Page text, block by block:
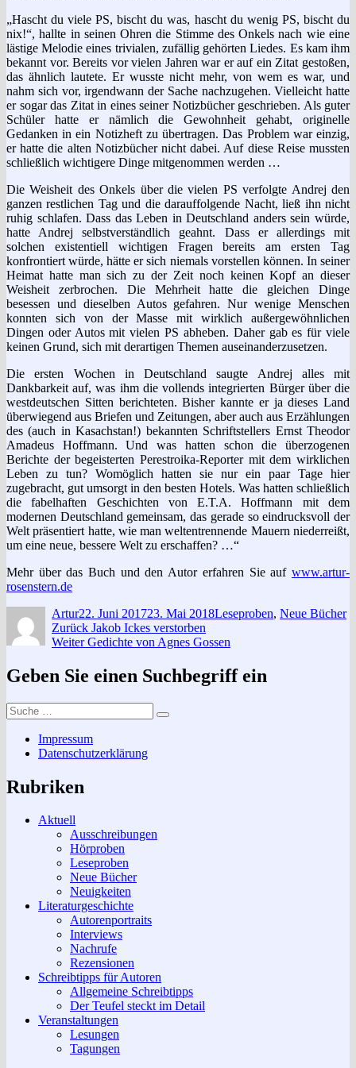
„Hascht du viele PS, bischt du was, hascht du wenig PS, bischt du
nix!“, hallte in seinen Ohren die Stimme des Onkels nach wie eine
lästige Melodie eines trivialen, zufällig gehörten Liedes. Es kam ihm
bekannt vor. Bereits vor vielen Jahren war er auf ein Zitat gestoßen,
das ähnlich lautete. Er wusste nicht mehr, von wem es war, und
nahm sich vor, irgendwann der Sache nachzugehen. Vielleicht hatte
er sogar das Zitat in eines seiner Notizbücher geschrieben. Als guter
Schüler hatte er nämlich die Gewohnheit gehabt, originelle
Gedanken in ein Notizheft zu übertragen. Das Problem war einzig,
er hatte die alten Notizbücher nicht dabei. Auf diese Reise mussten
schließlich wichtigere Dinge mitgenommen werden …
Die Weisheit des Onkels über die vielen PS verfolgte Andrej den
ganzen restlichen Tag und die darauffolgende Nacht, ließ ihn nicht
ruhig schlafen. Dass das Leben in Deutschland anders sein würde,
hatte Andrej selbstverständlich geahnt. Dass er allerdings mit
solchen existentiell wichtigen Fragen bereits am ersten Tag
konfrontiert würde, hätte er sich niemals vorstellen können. In seiner
Heimat hatte man sich zu der Zeit noch keinen Kopf an dieser
Weisheit zerbrochen. Die Mehrheit hatte die gleichen Dinge
besessen und dieselben Autos gefahren. Nur wenige Menschen
konnten sich von der Masse mit wirklich außergewöhnlichen
Dingen oder Autos mit vielen PS abheben. Daher gab es für viele
keinen Grund, sich mit derartigen Themen auseinanderzusetzen.
Die ersten Wochen in Deutschland saugte Andrej alles mit
Dankbarkeit auf, was ihm die vollends integrierten Bürger über die
westdeutschen Sitten berichteten. Bisher kannte er ja dieses Land
überwiegend aus Briefen und Zeitungen, aber auch aus Erzählungen
des (auch in Kasachstan!) bekannten Schriftstellers Ernst Theodor
Amadeus Hoffmann. Und was hatten schon die überzogenen
Berichte der begeisterten Perestroika-Reporter mit dem wirklichen
Leben zu tun? Womöglich hatten sie nur ein paar Tage hier
zugebracht, gut umsorgt in den besten Hotels. Was hatten schließlich
die fabelhaften Geschichten von E.T.A. Hoffmann mit dem
modernen Deutschland gemeinsam, das gerade so eindrucksvoll der
Welt präsentiert hatte, wie man weltentrennende Mauern niederreißt,
um eine neue, bessere Welt zu erschaffen? …“
Mehr über das Buch und den Autor erfahren Sie auf www.artur-
rosenstern.de
Autor
ArturVeröffentlicht
am
22. Juni 201723. Mai 2018Kategorien
Leseproben, Neue Bücher
Beitragsnavigation
Zurück Vorheriger
Beitrag:
Jakob Ickes verstorben
Weiter Nächster
Gedichte von Agnes Gossen
Geben Sie einen Suchbegriff ein
Suche
nach:
Suchen
Impressum
Datenschutzerklärung
Rubriken
Aktuell
Ausschreibungen
Hörproben
Leseproben
Neue Bücher
Neuigkeiten
Literaturgeschichte
Autorenportraits
Interviews
Nachrufe
Rezensionen
Schreibtipps für Autoren
Allgemeine Schreibtipps
Der Teufel steckt im Detail
Veranstaltungen
Lesungen
Tagungen